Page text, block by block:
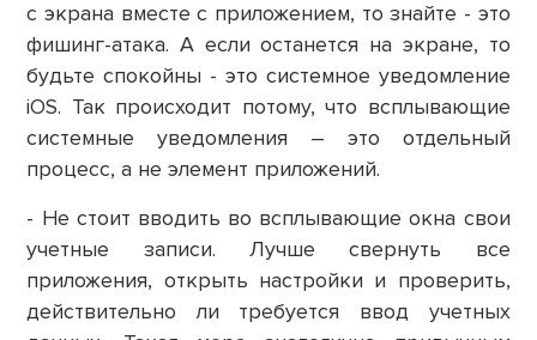
с экрана вместе с приложением, то знайте - это
фишинг-атака. А если останется на экране, то
будьте спокойны - это системное уведомление
iOS. Так происходит потому, что всплывающие
системные уведомления – это отдельный
процесс, а не элемент приложений.
- Не стоит вводить во всплывающие окна свои
учетные записи. Лучше свернуть все
приложения, открыть настройки и проверить,
действительно ли требуется ввод учетных